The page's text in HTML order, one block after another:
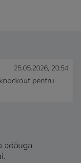
25.05.2026, 20:54
pentru
adăuga